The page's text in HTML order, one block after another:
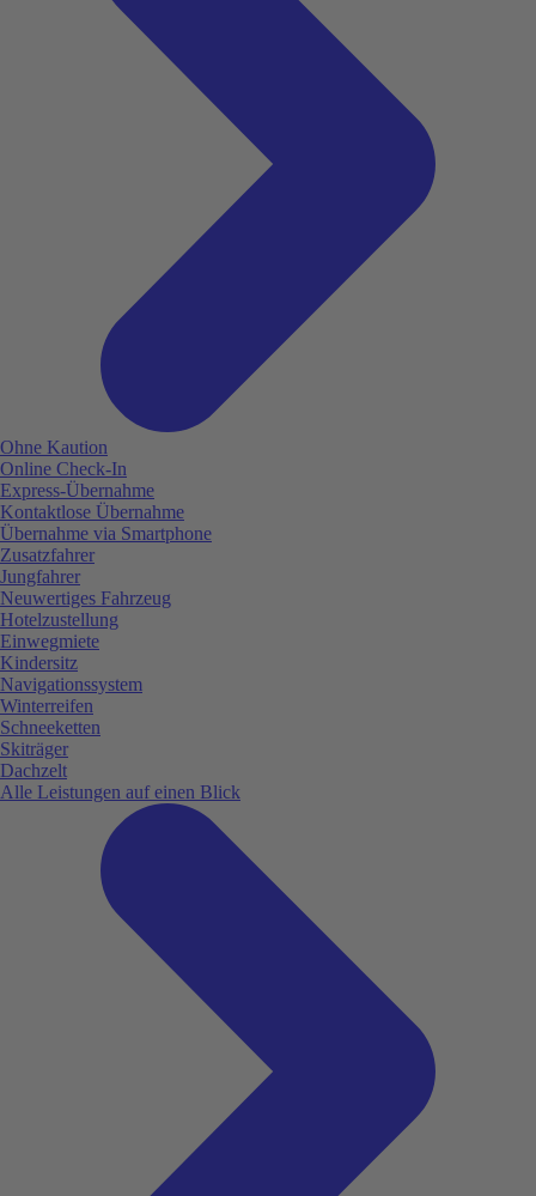
Ohne Kaution
Online Check-In
Express-Übernahme
Kontaktlose Übernahme
Übernahme via Smartphone
Zusatzfahrer
Jungfahrer
Neuwertiges Fahrzeug
Hotelzustellung
Einwegmiete
Kindersitz
Navigationssystem
Winterreifen
Schneeketten
Skiträger
Dachzelt
Alle Leistungen auf einen Blick